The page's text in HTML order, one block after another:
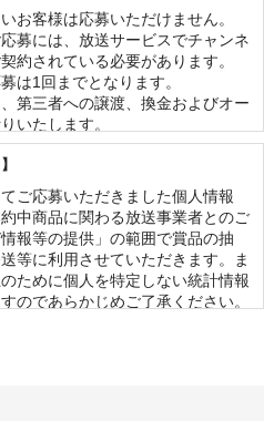
、客席の様子が映像に映る可能性
場合、予告なく内容の変更または
います。
事故、盗難、疾病等について当社
防止の取り組みに関しましては、
に従っていただきますようお願い
お客様は応募いただけません。
募には、放送サービスでチャンネ
約されている必要があります。
は1回までとなります。
第三者への譲渡、換金およびオー
いたします。
者、グッズの名称・仕様等）は事
ございます。
、一度当選されたお客様は2ヶ月
あらかじめご了承ください。
もって代えさせていただきます。
内に限らせていただきます。
るお問い合わせは一切ご回答でき
おりますが、配送を伴う賞品にお
赦ください。
ご応募いただきました個人情報
中商品に関わる放送事業者とのご
報等の提供」の範囲で賞品の抽
等に利用させていただきます。ま
ために個人を特定しない統計情報
のであらかじめご了承ください。
項を通知いたしますのでご確認く
ご参照ください。